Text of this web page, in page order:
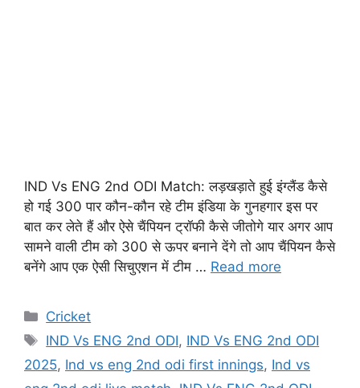
IND Vs ENG 2nd ODI Match: लड़खड़ाते हुई इंग्लैंड कैसे
हो गई 300 पार कौन-कौन रहे टीम इंडिया के गुनहगार इस पर
बात कर लेते हैं और ऐसे चैंपियन ट्रॉफी कैसे जीतोगे यार अगर आप
सामने वाली टीम को 300 से ऊपर बनाने देंगे तो आप चैंपियन कैसे
बनेंगे आप एक ऐसी सिचुएशन में टीम … Read more
Cricket
IND Vs ENG 2nd ODI, IND Vs ENG 2nd ODI
2025, Ind vs eng 2nd odi first innings, Ind vs